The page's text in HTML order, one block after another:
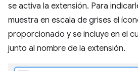
se activa la extensión. Para
muestra en escala de grises el
proporcionado y se incluye en el
junto al nombre de la extensión.